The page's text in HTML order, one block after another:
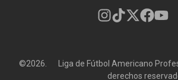
©2026.
Liga de Fútbol Americano
derechos